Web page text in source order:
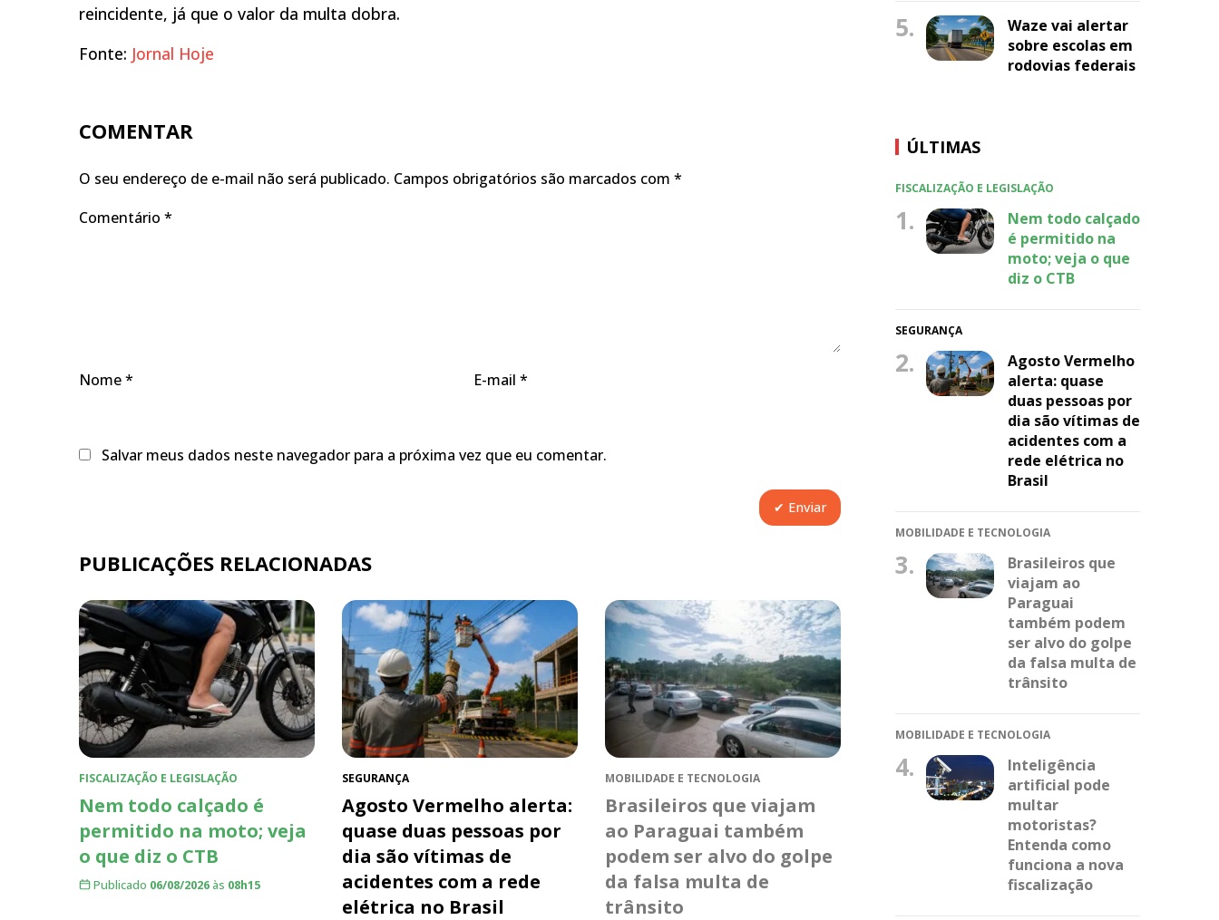
reincidente, já que o valor da multa dobra.
Fonte: Jornal Hoje
COMENTAR
O seu endereço de e-mail não será publicado. Campos obrigatórios são marcados com *
Comentário *
Nome* E-mail *
Salvar meus dados neste navegador para a próxima vez que eu comentar.
PUBLICAÇÕES RELACIONADAS
FISCALIZAÇÃO E LEGISLAÇÃO
Nem todo calçado é
permitido na moto; veja
o que diz o CTB
Publicado 06/08/2026às 08h15
SEGURANÇA
Agosto Vermelho alerta:
quase duas pessoas por
dia são vítimas de
acidentes com a rede
elétrica no Brasil
MOBILIDADE E TECNOLOGIA
Brasileiros que viajam
ao Paraguai também
podem ser alvo do golpe
da falsa multa de
trânsito
5.
Waze vai alertar
sobre escolas em
rodovias federais
ÚLTIMAS
FISCALIZAÇÃO E LEGISLAÇÃO
1.
Nem todo calçado
é permitido na
moto; veja o que
diz o CTB
SEGURANÇA
2.
Agosto Vermelho
alerta: quase
duas pessoas por
dia são vítimas de
acidentes com a
rede elétrica no
Brasil
MOBILIDADE E TECNOLOGIA
3.
Brasileiros que
viajam ao
Paraguai
também podem
ser alvo do golpe
da falsa multa de
trânsito
MOBILIDADE E TECNOLOGIA
4.
Inteligência
artificial pode
multar
motoristas?
Entenda como
funciona a nova
fiscalização